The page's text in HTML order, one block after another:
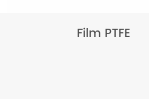
Film PTFE